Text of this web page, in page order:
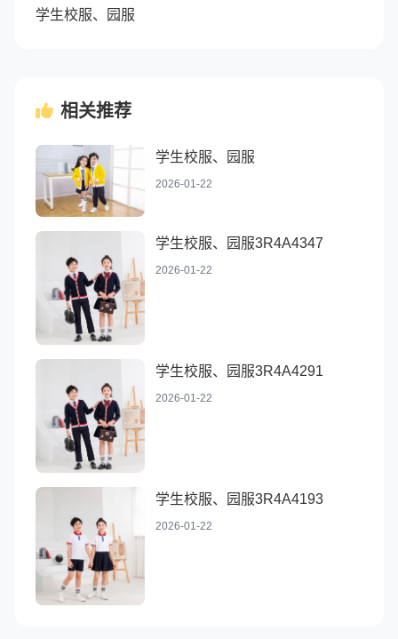
学生校服、园服
相关推荐
学生校服、园服
2026-01-22
学生校服、园服3R4A4347
2026-01-22
学生校服、园服3R4A4291
2026-01-22
学生校服、园服3R4A4193
2026-01-22